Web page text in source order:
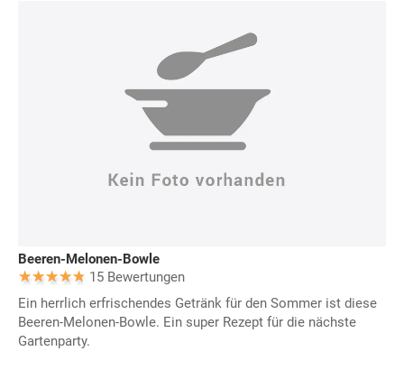
Beeren-Melonen-Bowle
15 Bewertungen
Ein herrlich erfrischendes Getränk für den Sommer ist diese
Beeren-Melonen-Bowle. Ein super Rezept für die nächste
Gartenparty.